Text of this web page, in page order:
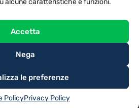
alcune caratteristiche e funzioni.
Accetta
Nega
le preferenze
PolicyPrivacy Policy